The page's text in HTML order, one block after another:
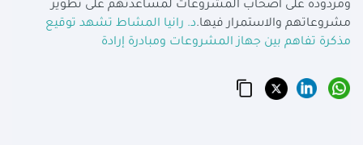
ومردوده على أصحاب المشروعات لمساعدتهم على تطوير
مشروعاتهم والاستمرار فيها.د. رانيا المشاط تشهد توقيع
مذكرة تفاهم بين جهاز المشروعات ومبادرة إرادة